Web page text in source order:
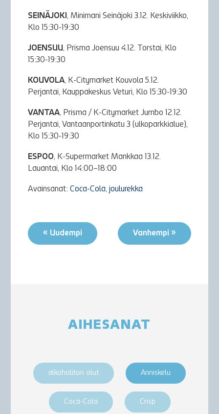
SEINÄJOKI, Minimani Seinäjoki 3.12. Keskiviikko,
Klo 15:30-19:30
JOENSUU, Prisma Joensuu 4.12. Torstai, Klo
15:30-19:30
KOUVOLA, K-Citymarket Kouvola 5.12.
Perjantai, Kauppakeskus Veturi, Klo 15:30-19:30
VANTAA, Prisma / K-Citymarket Jumbo 12.12.
Perjantai, Vantaanportinkatu 3 (ulkoparkkialue),
Klo 15:30-19:30
ESPOO, K-Supermarket Mankkaa 13.12.
Lauantai, Klo 14:00–18:00
Avainsanat:Coca-Cola,joulurekka
Vanhempi »
« Uudempi
AIHESANAT
alkoholiton olut Anniskelu
Coca-Cola Crisp